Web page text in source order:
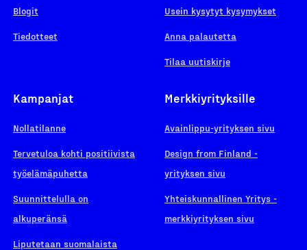
Blogit
Tiedotteet
Usein kysytyt kysymykset
Anna palautetta
Tilaa uutiskirje
Kampanjat
Nollatilanne
Tervetuloa kohti positiivista
työelämäpuhetta
Suunnittelulla on
alkuperänsä
Liputetaan suomalaista
Merkkiyrityksille
Avainlippu-yrityksen sivu
Design from Finland -
yrityksen sivu
Yhteiskunnallinen Yritys -
merkkiyrityksen sivu